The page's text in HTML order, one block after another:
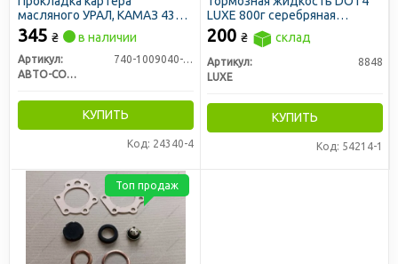
масляного УРАЛ, КАМАЗ 4310,
ЗИЛ 133 ГЯ резино-пробковая
345 ₴ в наличии
Артикул:
740-1009040-10
АВТО-СОЮЗ 88
КУПИТЬ
Код: 24340-4
LUXЕ 800г серебряная
канистра
200 ₴ склад
Артикул:
8848
LUXE
КУПИТЬ
Код: 54214-1
Топ продаж